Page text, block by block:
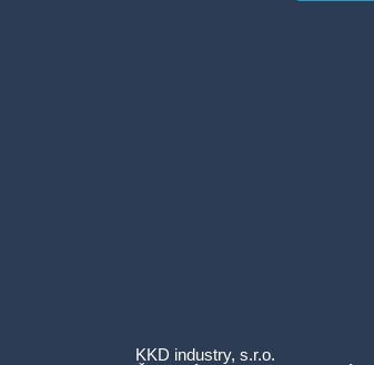
KKD industry, s.r.o.